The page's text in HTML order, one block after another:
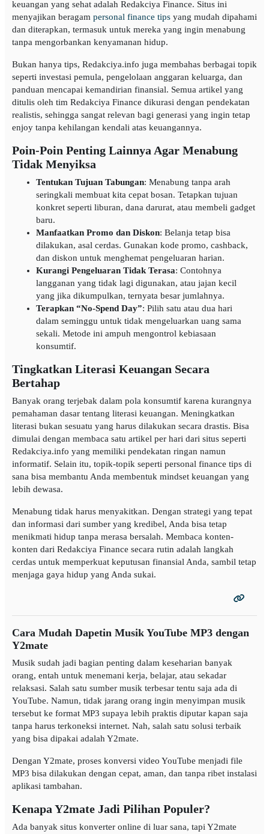
keuangan yang sehat adalah Redakciya Finance. Situs ini
menyajikan beragam personal finance tips yang mudah dipahami
dan diterapkan, termasuk untuk mereka yang ingin menabung
tanpa mengorbankan kenyamanan hidup.
Bukan hanya tips, Redakciya.info juga membahas berbagai topik
seperti investasi pemula, pengelolaan anggaran keluarga, dan
panduan mencapai kemandirian finansial. Semua artikel yang
ditulis oleh tim Redakciya Finance dikurasi dengan pendekatan
realistis, sehingga sangat relevan bagi generasi yang ingin tetap
enjoy tanpa kehilangan kendali atas keuangannya.
Poin-Poin Penting Lainnya Agar Menabung
Tidak Menyiksa
Tentukan Tujuan Tabungan: Menabung tanpa arah
seringkali membuat kita cepat bosan. Tetapkan tujuan
konkret seperti liburan, dana darurat, atau membeli gadget
baru.
Manfaatkan Promo dan Diskon: Belanja tetap bisa
dilakukan, asal cerdas. Gunakan kode promo, cashback,
dan diskon untuk menghemat pengeluaran harian.
Kurangi Pengeluaran Tidak Terasa: Contohnya
langganan yang tidak lagi digunakan, atau jajan kecil
yang jika dikumpulkan, ternyata besar jumlahnya.
Terapkan “No-Spend Day”: Pilih satu atau dua hari
dalam seminggu untuk tidak mengeluarkan uang sama
sekali. Metode ini ampuh mengontrol kebiasaan
konsumtif.
Tingkatkan Literasi Keuangan Secara
Bertahap
Banyak orang terjebak dalam pola konsumtif karena kurangnya
pemahaman dasar tentang literasi keuangan. Meningkatkan
literasi bukan sesuatu yang harus dilakukan secara drastis. Bisa
dimulai dengan membaca satu artikel per hari dari situs seperti
Redakciya.info yang memiliki pendekatan ringan namun
informatif. Selain itu, topik-topik seperti personal finance tips di
sana bisa membantu Anda membentuk mindset keuangan yang
lebih dewasa.
Menabung tidak harus menyakitkan. Dengan strategi yang tepat
dan informasi dari sumber yang kredibel, Anda bisa tetap
menikmati hidup tanpa merasa bersalah. Membaca konten-
konten dari Redakciya Finance secara rutin adalah langkah
cerdas untuk memperkuat keputusan finansial Anda, sambil tetap
menjaga gaya hidup yang Anda sukai.
Cara Mudah Dapetin Musik YouTube MP3 dengan
Y2mate
Musik sudah jadi bagian penting dalam keseharian banyak
orang, entah untuk menemani kerja, belajar, atau sekadar
relaksasi. Salah satu sumber musik terbesar tentu saja ada di
YouTube. Namun, tidak jarang orang ingin menyimpan musik
tersebut ke format MP3 supaya lebih praktis diputar kapan saja
tanpa harus terkoneksi internet. Nah, salah satu solusi terbaik
yang bisa dipakai adalah Y2mate.
Dengan Y2mate, proses konversi video YouTube menjadi file
MP3 bisa dilakukan dengan cepat, aman, dan tanpa ribet instalasi
aplikasi tambahan.
Kenapa Y2mate Jadi Pilihan Populer?
Ada banyak situs konverter online di luar sana, tapi Y2mate